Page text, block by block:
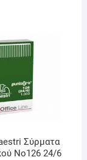
Σύρματα
Νο126 24/6